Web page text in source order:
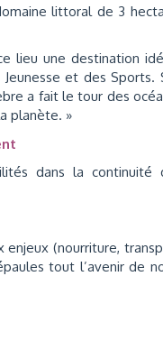
littoral de 3
lieu une destination
et des Sports.
a fait le tour des
planète. »
dans la continuité
(nourriture,
tout l’avenir de